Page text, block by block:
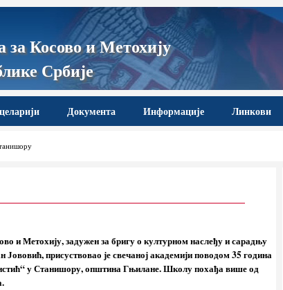
за Косово и Метохију
Србије
Документа Информације Линкови
и Метохију, задужен за бригу о културном наслеђу и сарадњу
присуствовао је свечаној академији поводом 35 година
у Станишору, општина Гњилане. Школу похађа више од